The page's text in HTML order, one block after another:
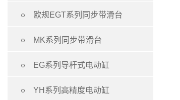
 欧规EGT系列同步带滑台
 MK系列同步带滑台
 EG系列导杆式电动缸
 YH系列高精度电动缸